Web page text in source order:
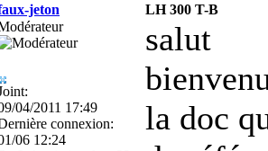
jeton
LH 300 T-B
04/2011 17:49
connexion:
06 12:24
salut
la doc